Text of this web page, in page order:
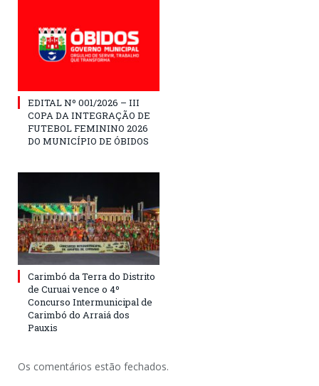
EDITAL Nº 001/2026 – III
COPA DA INTEGRAÇÃO DE
FUTEBOL FEMININO 2026
DO MUNICÍPIO DE ÓBIDOS
Carimbó da Terra do Distrito
de Curuai vence o 4º
Concurso Intermunicipal de
Carimbó do Arraiá dos
Pauxis
Os comentários estão fechados.